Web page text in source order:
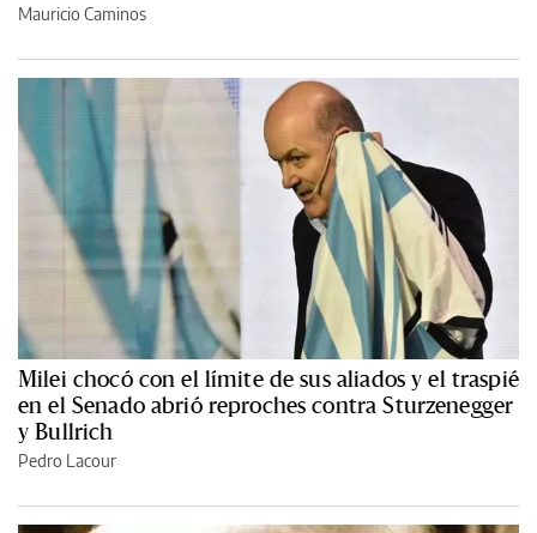
Mauricio Caminos
Milei chocó con el límite de sus aliados y el traspié
en el Senado abrió reproches contra Sturzenegger
y Bullrich
Pedro Lacour